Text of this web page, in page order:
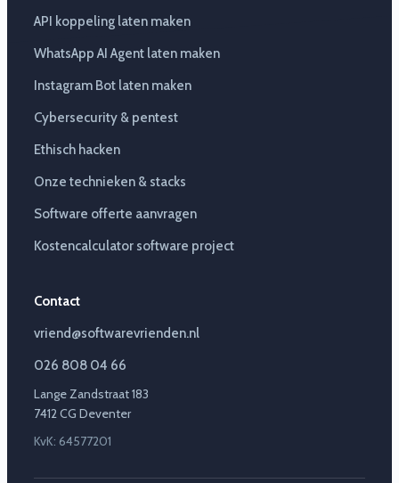
API koppeling laten maken
WhatsApp AI Agent laten maken
Instagram Bot laten maken
Cybersecurity & pentest
Ethisch hacken
Onze technieken & stacks
Software offerte aanvragen
Kostencalculator software project
Contact
vriend@softwarevrienden.nl
026 808 04 66
Lange Zandstraat 183
7412 CG Deventer
KvK: 64577201